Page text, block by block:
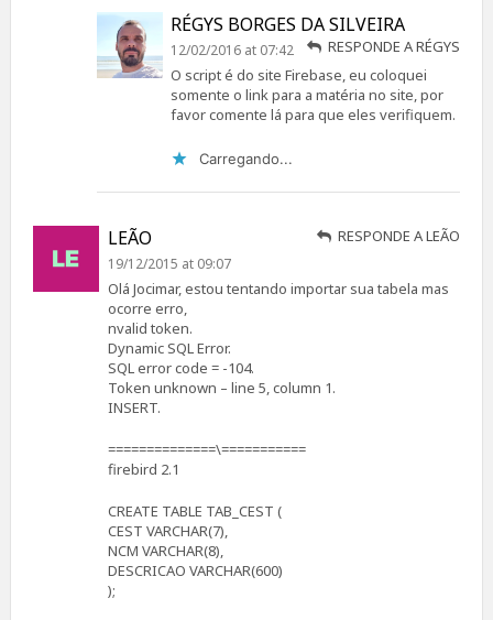
RÉGYS BORGES DA SILVEIRA
RESPONDE A RÉGYS
12/02/2016 at 07:42
O script é do site Firebase, eu coloquei
somente o link para a matéria no site, por
favor comente lá para que eles verifiquem.
Carregando...
LEÃO RESPONDE A LEÃO
19/12/2015 at 09:07
Olá Jocimar, estou tentando importar sua tabela mas
ocorre erro,
nvalid token.
Dynamic SQL Error.
SQL error code = -104.
Token unknown – line 5, column 1.
INSERT.
==============\===========
firebird 2.1
CREATE TABLE TAB_CEST (
CEST VARCHAR(7),
NCM VARCHAR(8),
DESCRICAO VARCHAR(600)
);